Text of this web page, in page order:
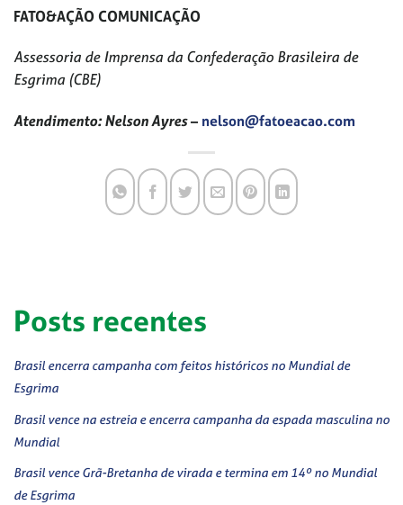
FATO&AÇÃO COMUNICAÇÃO
Assessoria de Imprensa da Confederação Brasileira de
Esgrima (CBE)
Atendimento: Nelson Ayres– nelson@fatoeacao.com
Posts recentes
Brasil encerra campanha com feitos históricos no Mundial de
Esgrima
Brasil vence na estreia e encerra campanha da espada masculina no
Mundial
Brasil vence Grã-Bretanha de virada e termina em 14º no Mundial
de Esgrima